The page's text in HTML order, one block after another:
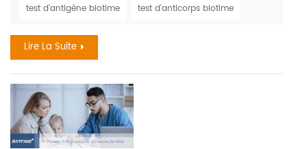
qui sévit le plus pendant les mois d'automne et d'hiver. le
test d'antigène biotime
test d'anticorps biotime
Lire La Suite